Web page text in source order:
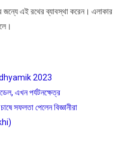
জন্যে এই রথের ব্যাবস্থা করেন। এলাকার
2023
এখন পর্যটনক্ষেত্র
সফলতা পেলেন বিজ্ঞানীরা